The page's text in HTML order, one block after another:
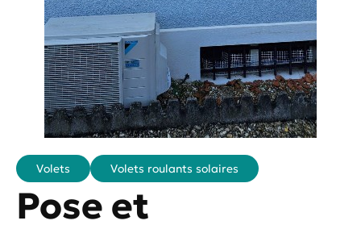
Volets Volets roulants solaires
Pose et